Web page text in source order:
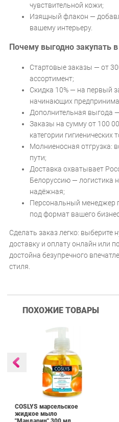
чувствительной кожи;
Изящный флакон —
вашему интерьеру.
Почему выгодно закупать
Стартовые заказы — от
ассортимент;
Скидка 10% — на первый
начинающих
Дополнительная выгода
Заказы на сумму от 100
категории гигиенических
Молниеносная отгрузка:
пути;
Доставка охватывает
Белоруссию — логистика
надёжная;
Персональный менеджер
под формат вашего
Сделать заказ легко: выберите
доставку и оплату онлайн или
достойна безупречного
стиля.
ПОХОЖИЕ ТОВАРЫ
COSLYS марсельское
жидкое мыло